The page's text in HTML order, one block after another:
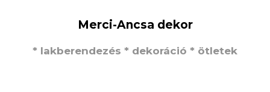
Merci-Ancsa dekor
* lakberendezés * dekoráció * ötletek